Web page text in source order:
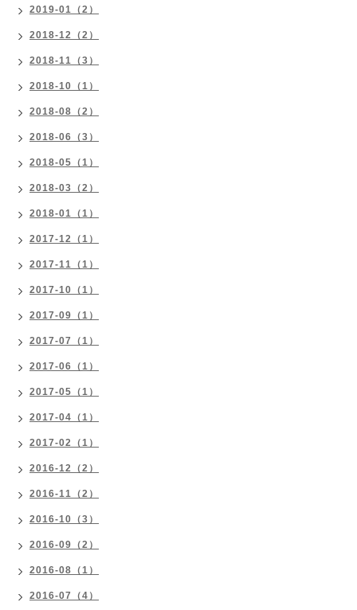
2019-01（2）
2018-12（2）
2018-11（3）
2018-10（1）
2018-08（2）
2018-06（3）
2018-05（1）
2018-03（2）
2018-01（1）
2017-12（1）
2017-11（1）
2017-10（1）
2017-09（1）
2017-07（1）
2017-06（1）
2017-05（1）
2017-04（1）
2017-02（1）
2016-12（2）
2016-11（2）
2016-10（3）
2016-09（2）
2016-08（1）
2016-07（4）